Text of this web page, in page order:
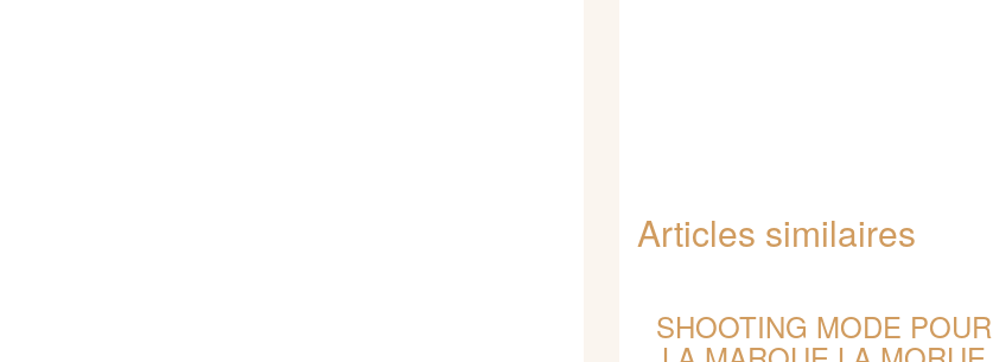
Articles similaires
SHOOTING MODE POUR